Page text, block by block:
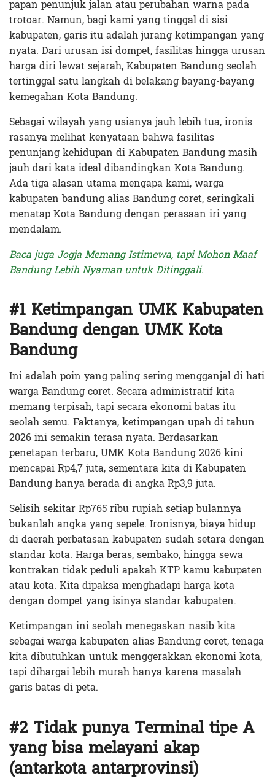
papan penunjuk jalan atau perubahan warna pada
trotoar. Namun, bagi kami yang tinggal di sisi
kabupaten, garis itu adalah jurang ketimpangan yang
nyata. Dari urusan isi dompet, fasilitas hingga urusan
harga diri lewat sejarah, Kabupaten Bandung seolah
tertinggal satu langkah di belakang bayang-bayang
kemegahan Kota Bandung.
Sebagai wilayah yang usianya jauh lebih tua, ironis
rasanya melihat kenyataan bahwa fasilitas
penunjang kehidupan di Kabupaten Bandung masih
jauh dari kata ideal dibandingkan Kota Bandung.
Ada tiga alasan utama mengapa kami, warga
kabupaten bandung alias Bandung coret, seringkali
menatap Kota Bandung dengan perasaan iri yang
mendalam.
Baca juga Jogja Memang Istimewa, tapi Mohon Maaf
Bandung Lebih Nyaman untuk Ditinggali.
#1 Ketimpangan UMK Kabupaten
Bandung dengan UMK Kota
Bandung
Ini adalah poin yang paling sering mengganjal di hati
warga Bandung coret. Secara administratif kita
memang terpisah, tapi secara ekonomi batas itu
seolah semu. Faktanya, ketimpangan upah di tahun
2026 ini semakin terasa nyata. Berdasarkan
penetapan terbaru, UMK Kota Bandung 2026 kini
mencapai Rp4,7 juta, sementara kita di Kabupaten
Bandung hanya berada di angka Rp3,9 juta.
Selisih sekitar Rp765 ribu rupiah setiap bulannya
bukanlah angka yang sepele. Ironisnya, biaya hidup
di daerah perbatasan kabupaten sudah setara dengan
standar kota. Harga beras, sembako, hingga sewa
kontrakan tidak peduli apakah KTP kamu kabupaten
atau kota. Kita dipaksa menghadapi harga kota
dengan dompet yang isinya standar kabupaten.
Ketimpangan ini seolah menegaskan nasib kita
sebagai warga kabupaten alias Bandung coret, tenaga
kita dibutuhkan untuk menggerakkan ekonomi kota,
tapi dihargai lebih murah hanya karena masalah
garis batas di peta.
#2 Tidak punya Terminal tipe A
yang bisa melayani akap
(antarkota antarprovinsi)